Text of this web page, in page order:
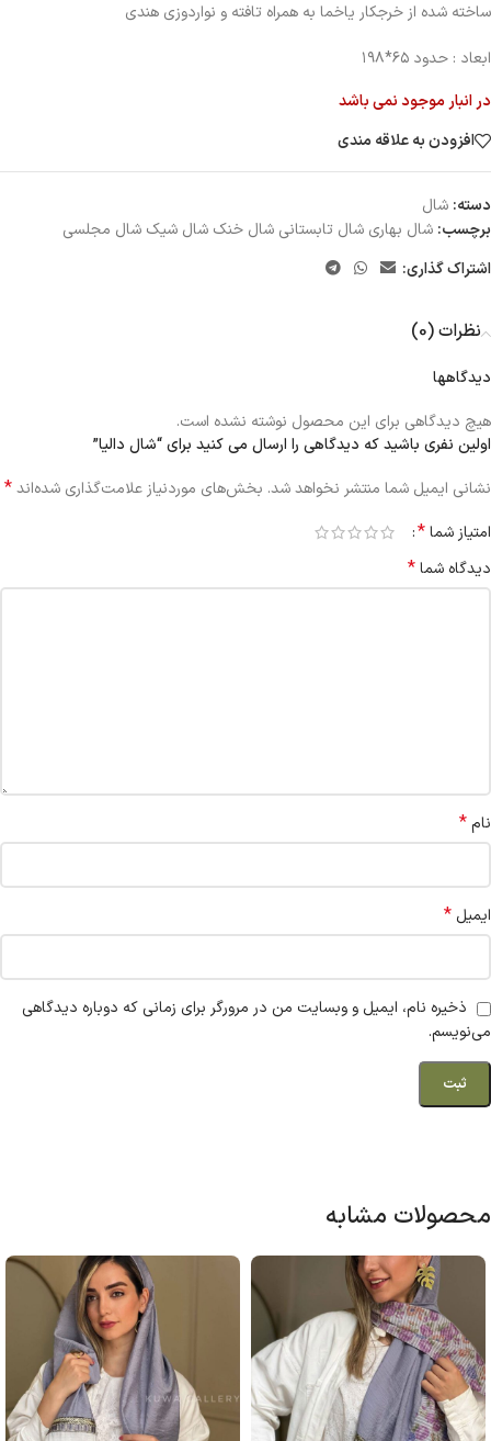
ساخته شده از خرجکار یاخما به همراه تافته و نواردوزی هندی
ابعاد : حدود ۶۵*۱۹۸
در انبار موجود نمی باشد
افزودن به علاقه مندی
دسته: شال
برچسب: شال بهاری شال تابستانی شال خنک شال شیک شال مجلسی
اشتراک گذاری:
نظرات (0)
دیدگاهها
هیچ دیدگاهی برای این محصول نوشته نشده است.
اولین نفری باشید که دیدگاهی را ارسال می کنید برای “شال دالیا”
نشانی ایمیل شما منتشر نخواهد شد. بخش‌های موردنیاز علامت‌گذاری شده‌اند*
امتیاز شما*
دیدگاه شما*
نام*
ایمیل *
ذخیره نام، ایمیل و وبسایت من در مرورگر برای زمانی که دوباره دیدگاهی
می‌نویسم.
محصولات مشابه